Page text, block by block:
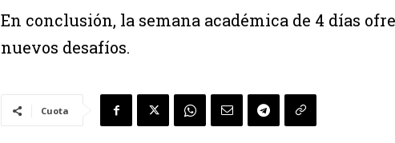
En conclusión, la semana académica de 4 días
nuevos desafíos.
Cuota